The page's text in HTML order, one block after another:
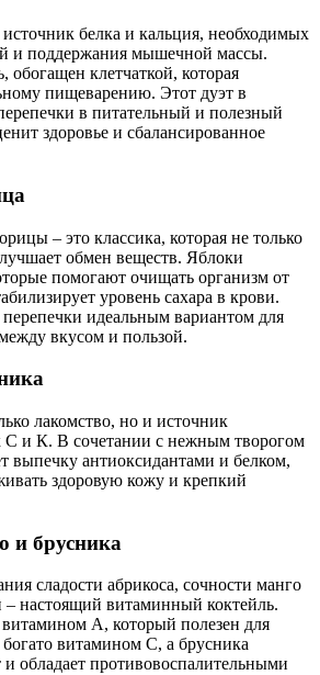
белка и кальция, необходимых
и поддержания мышечной массы.
клетчаткой, которая
пищеварению. Этот дуэт в
в питательный и полезный
здоровье и сбалансированное
– это классика, которая не только
обмен веществ. Яблоки
помогают очищать организм от
уровень сахара в крови.
перепечки идеальным вариантом для
вкусом и пользой.
лакомство, но и источник
С и К. В сочетании с нежным творогом
выпечку антиоксидантами и белком,
здоровую кожу и крепкий
и брусника
сладости абрикоса, сочности манго
настоящий витаминный коктейль.
А, который полезен для
витамином С, а брусника
обладает противовоспалительными